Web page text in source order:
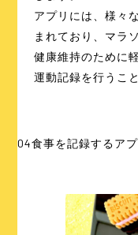
アプリには、様々
まれており、マラ
健康維持のために
運動記録を行うこ
04食事を記録するアプ